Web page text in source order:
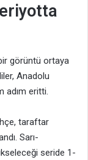
görüntü ortaya
Anadolu
adım eritti.
taraftar
Sarı-
seride 1-